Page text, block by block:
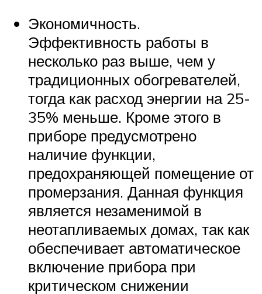
Экономичность.
Эффективность работы в
несколько раз выше, чем у
традиционных обогревателей,
тогда как расход энергии на 25-
35% меньше. Кроме этого в
приборе предусмотрено
наличие функции,
предохраняющей помещение от
промерзания. Данная функция
является незаменимой в
неотапливаемых домах, так как
обеспечивает автоматическое
включение прибора при
критическом снижении